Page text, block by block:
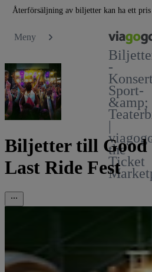
Återförsäljning av biljetter kan ha ett
Meny
-
Sport-
&amp;
|
the
Ticket
Biljetter till Good
Last Ride Fest